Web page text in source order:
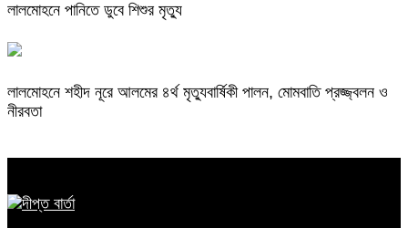
লালমোহনে পানিতে ডুবে শিশুর মৃত্যু
লালমোহনে শহীদ নূরে আলমের ৪র্থ মৃত্যুবার্ষিকী পালন, মোমবাতি প্রজ্জ্বলন ও
নীরবতা